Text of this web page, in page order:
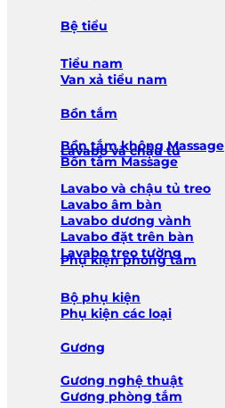
Bệ tiểu
Tiểu nam
Van xả tiểu nam
Bồn tắm
Bồn tắm không Massage
Bồn tắm Massage
Lavabo và chậu tủ
Lavabo và chậu tủ treo
Lavabo âm bàn
Lavabo dương vành
Lavabo đặt trên bàn
Lavabo treo tường
Phụ kiện phòng tắm
Bộ phụ kiện
Phụ kiện các loại
Gương
Gương nghệ thuật
Gương phòng tắm